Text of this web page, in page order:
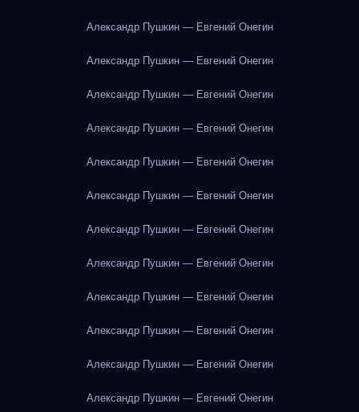
Александр Пушкин — Евгений Онегин
Александр Пушкин — Евгений Онегин
Александр Пушкин — Евгений Онегин
Александр Пушкин — Евгений Онегин
Александр Пушкин — Евгений Онегин
Александр Пушкин — Евгений Онегин
Александр Пушкин — Евгений Онегин
Александр Пушкин — Евгений Онегин
Александр Пушкин — Евгений Онегин
Александр Пушкин — Евгений Онегин
Александр Пушкин — Евгений Онегин
Александр Пушкин — Евгений Онегин